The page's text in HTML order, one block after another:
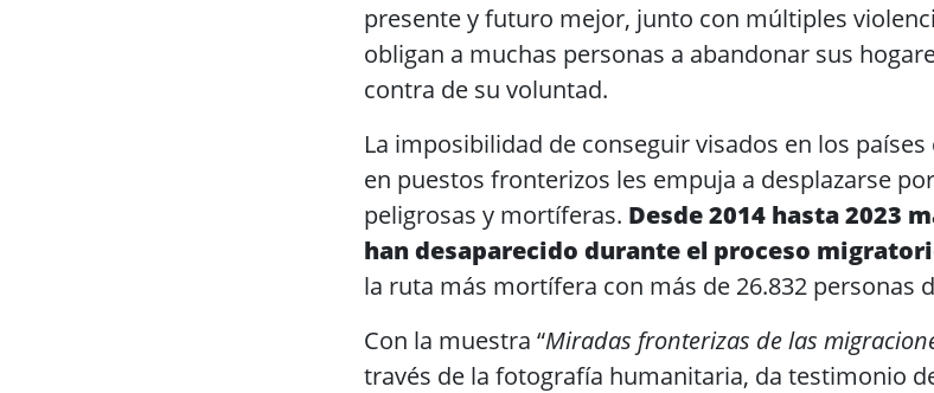
presente y futuro mejor, junto con múltiples
obligan a muchas personas a abandonar sus
contra de su voluntad.
La imposibilidad de conseguir visados en los
en puestos fronterizos les empuja a desplazarse
peligrosas y mortíferas. Desde 2014 hasta 2023
han desaparecido durante el proceso
la ruta más mortífera con más de 26.832 personas
Con la muestra “Miradas fronterizas de las
través de la fotografía humanitaria, da testimonio